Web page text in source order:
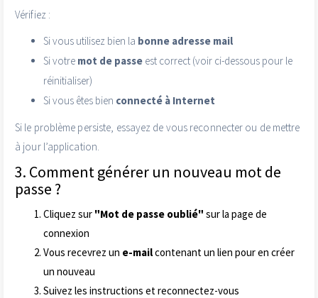
Vérifiez :
Si vous utilisez bien la bonne adresse mail
Si votre mot de passe est correct (voir ci-dessous pour le
réinitialiser)
Si vous êtes bien connecté à Internet
Si le problème persiste, essayez de vous reconnecter ou de mettre
à jour l’application.
3. Comment générer un nouveau mot de
passe ?
Cliquez sur "Mot de passe oublié" sur la page de
connexion
Vous recevrez un e-mailcontenant un lien pour en créer
un nouveau
Suivez les instructions et reconnectez-vous